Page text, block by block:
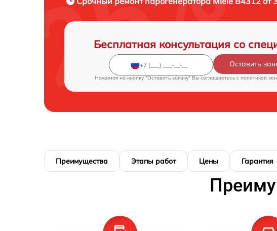
Бесплатная консультация со
Оставить
Нажимая на кнопку "Оставить заявку" Вы соглашаетесь c политикой
Преимущества Этапы работ Цены Гарантия